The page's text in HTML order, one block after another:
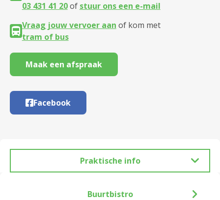
03 431 41 20of stuur ons een e-mail
Vraag jouw vervoer aan of kom met
tram of bus
Maak een afspraak
Facebook
Praktische info
Buurtbistro